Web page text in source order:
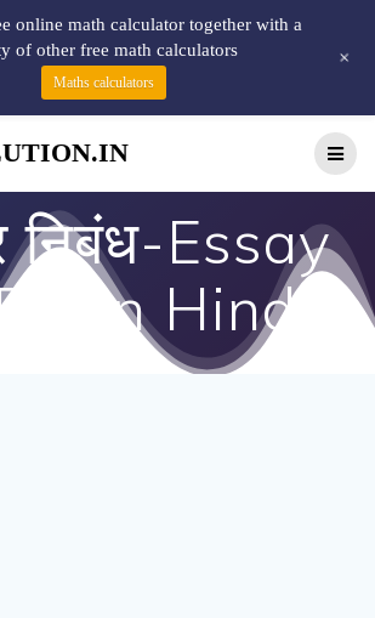
निबंध-Essay
In Hindi
online math calculator together with a
of other free math calculators
Maths calculators
+